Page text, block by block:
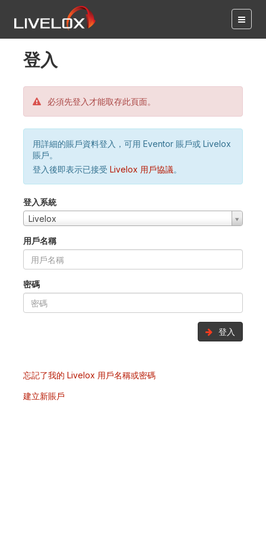
登入
必須先登入才能取存此頁面。
用詳細的賬戶資料登入，可用 Eventor 賬戶或 Livelox
賬戶。
登入後即表示已接受 Livelox 用戶協議。
登入系統
Livelox
用戶名稱
密碼
登入
忘記了我的 Livelox 用戶名稱或密碼
建立新賬戶